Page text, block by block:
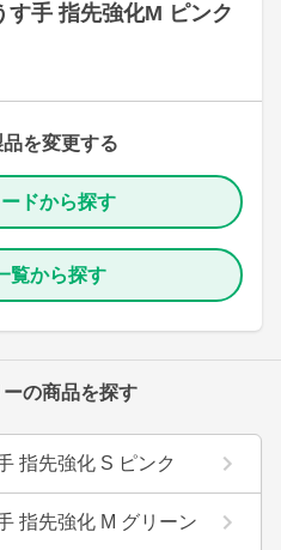
す手 指先強化M ピンク
を変更する
ドから探す
覧から探す
の商品を探す
指先強化 S ピンク
指先強化 M グリーン